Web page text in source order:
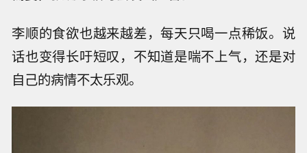
李顺的食欲也越来越差，每天只喝一点稀饭。说
话也变得长吁短叹，不知道是喘不上气，还是对
自己的病情不太乐观。